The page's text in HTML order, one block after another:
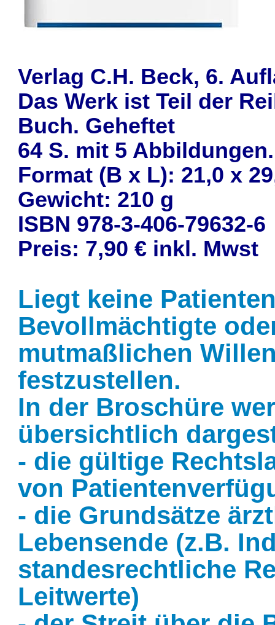
Verlag C.H. Beck, 6.
Das Werk ist Teil der
Buch. Geheftet
64 S. mit 5 Abbildungen.
Format (B x L): 21,0 x
Gewicht: 210 g
ISBN 978-3-406-79632-6
Preis: 7,90 € inkl. Mwst
Liegt keine
Bevollmächtigte
mutmaßlichen
festzustellen.
In der Broschüre
übersichtlich
- die gültige
von
- die Grundsätze
Lebensende (z.B.
standesrechtliche
Leitwerte)